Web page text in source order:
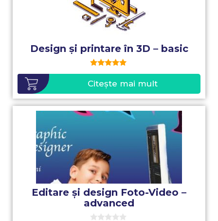
Design și printare în 3D – basic
5.00
Citește mai mult
Editare și design Foto-Video –
advanced